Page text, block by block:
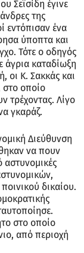
Σεϊσίδη έγινε
της
εντόπισαν ένα
ύποπτα και
Τότε ο οδηγός
άγρια καταδίωξη
οι Κ. Σακκάς και
στο οποίο
τρέχοντας. Λίγο
γκαράζ.
Διεύθυνση
να πουν
δικαίου.
στο οποίο
από περιοχή